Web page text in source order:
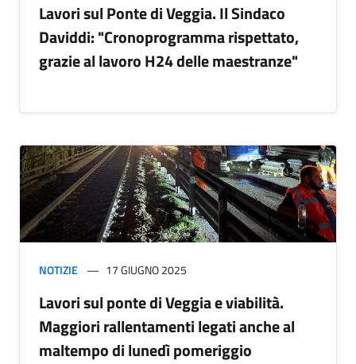
Lavori sul Ponte di Veggia. Il Sindaco
Daviddi: "Cronoprogramma rispettato,
grazie al lavoro H24 delle maestranze"
NOTIZIE 17 GIUGNO 2025
Lavori sul ponte di Veggia e viabilità.
Maggiori rallentamenti legati anche al
maltempo di lunedì pomeriggio